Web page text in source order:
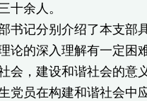
十余人。
记分别介绍了本支部具
的深入理解有一定困
，建设和谐社会的意
员在构建和谐社会中